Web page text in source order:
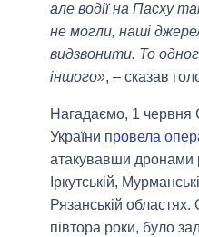
але водії на Пасху
не могли, наші
видзвонити. То
іншого», – сказав
Нагадаємо, 1 червня
України провела
атакувавши дронами
Іркутській,
Рязанській
півтора роки, було